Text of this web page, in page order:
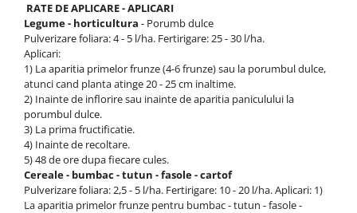
RATE DE APLICARE - APLICARI
Legume - horticultura - Porumb dulce
Pulverizare foliara: 4 - 5 l/ha. Fertirigare: 25 - 30 l/ha.
Aplicari:
1) La aparitia primelor frunze (4-6 frunze) sau la porumbul dulce,
atunci cand planta atinge 20 - 25 cm inaltime.
2) Inainte de inflorire sau inainte de aparitia paniculului la
porumbul dulce.
3) La prima fructificatie.
4) Inainte de recoltare.
5) 48 de ore dupa fiecare cules.
Cereale - bumbac - tutun - fasole - cartof
Pulverizare foliara: 2,5 - 5 l/ha. Fertirigare: 10 - 20 l/ha. Aplicari: 1)
La aparitia primelor frunze pentru bumbac - tutun - fasole -